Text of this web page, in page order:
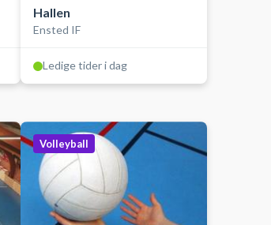
Hallen
Ensted IF
Ledige tider i dag
Volleyball